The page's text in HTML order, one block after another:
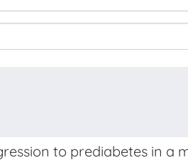
to prediabetes in a